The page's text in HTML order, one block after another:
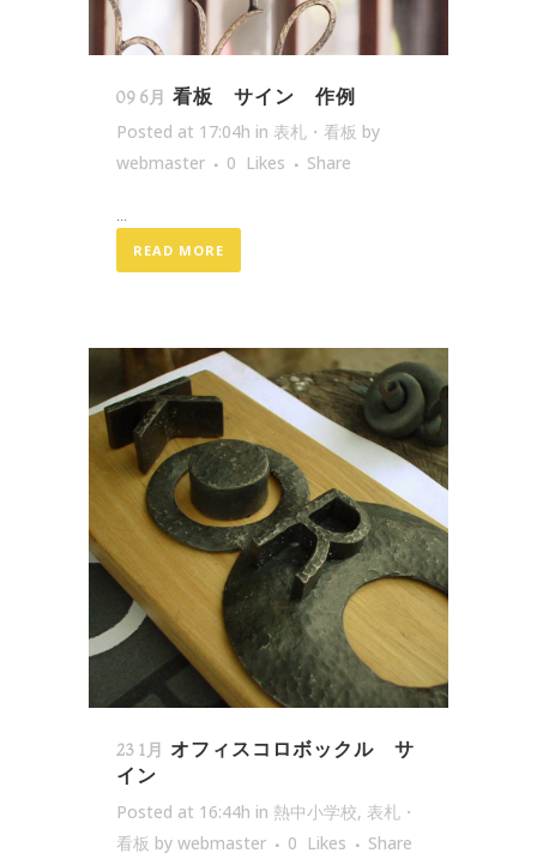
09 6月 看板 サイン 作例
Posted at 17:04h in 表札・看板 by
webmaster
0 Likes Share
...
READ MORE
23 1月
オフィスコロボックル サ
イン
Posted at 16:44h in 熱中小学校, 表札・
看板 by webmaster 0 Likes Share